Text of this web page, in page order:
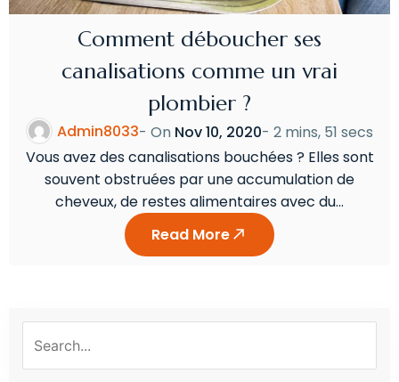
Comment déboucher ses
canalisations comme un vrai
plombier ?
Admin8033- On Nov 10, 2020- 2 mins, 51 secs
Vous avez des canalisations bouchées ? Elles sont
souvent obstruées par une accumulation de
cheveux, de restes alimentaires avec du…
Read More